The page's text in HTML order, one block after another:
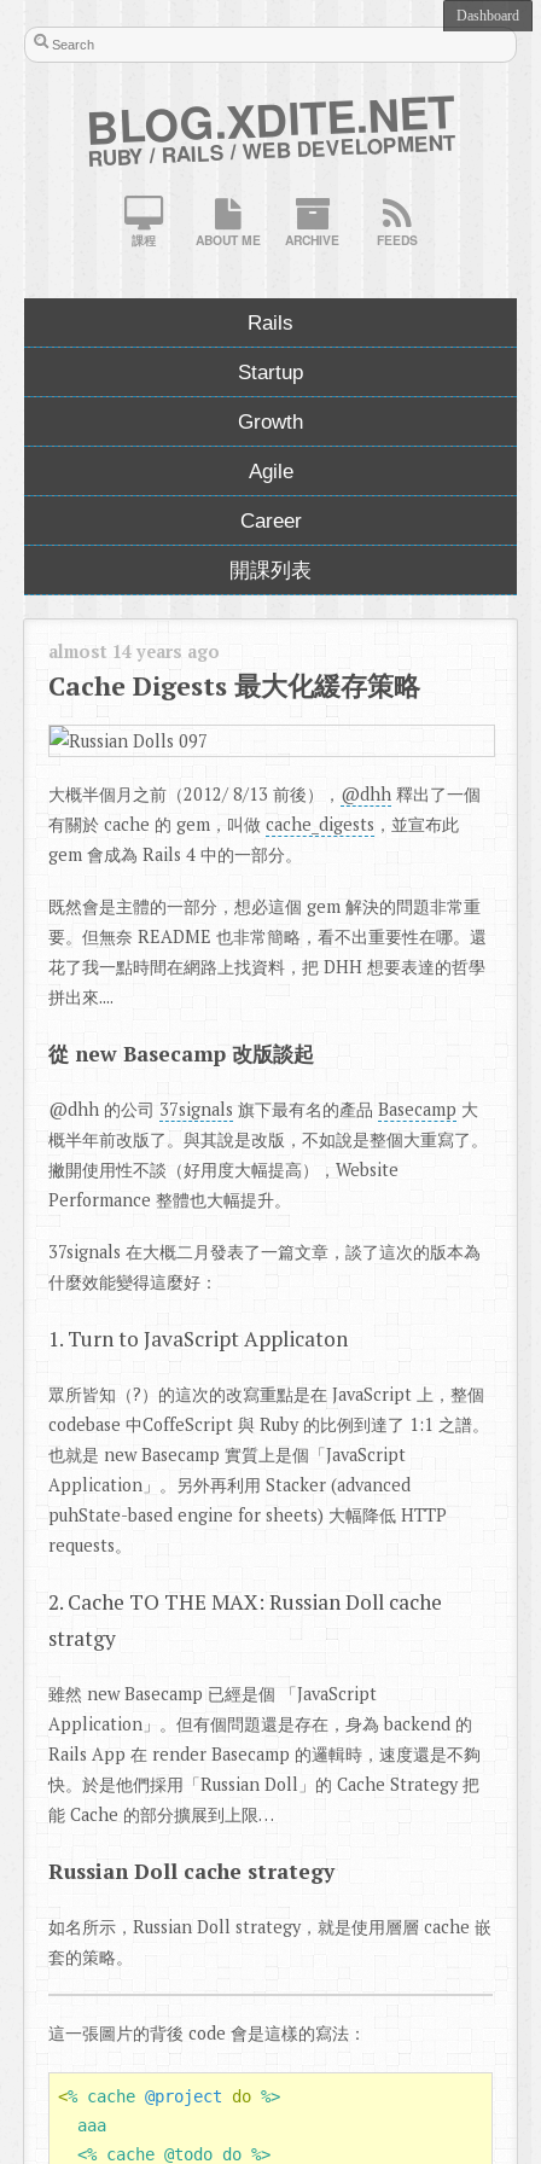
BLOG.XDITE.NET
RUBY / RAILS / WEB DEVELOPMENT
課程 ABOUT ME ARCHIVE FEEDS
Rails
Startup
Growth
Agile
Career
開課列表
almost 14 years ago
Cache Digests 最大化緩存策略
大概半個月之前（2012/ 8/13 前後）， @dhh 釋出了一個
有關於 cache 的 gem，叫做 cache_digests ，並宣布此
gem 會成為 Rails 4 中的一部分。
既然會是主體的一部分，想必這個 gem 解決的問題非常重
要。但無奈 README 也非常簡略，看不出重要性在哪。還
花了我一點時間在網路上找資料，把 DHH 想要表達的哲學
拼出來....
從 new Basecamp 改版談起
@dhh 的公司 37signals 旗下最有名的產品 Basecamp 大
概半年前改版了。與其說是改版，不如說是整個大重寫了。
撇開使用性不談（好用度大幅提高），Website
Performance 整體也大幅提升。
37signals 在大概二月發表了一篇文章，談了這次的版本為
什麼效能變得這麼好：
1. Turn to JavaScript Applicaton
眾所皆知（?）的這次的改寫重點是在 JavaScript 上，整個
codebase 中CoffeScript 與 Ruby 的比例到達了 1:1 之譜。
也就是 new Basecamp 實質上是個「JavaScript
Application」。另外再利用 Stacker (advanced
puhState-based engine for sheets) 大幅降低 HTTP
requests。
2. Cache TO THE MAX: Russian Doll cache
stratgy
雖然 new Basecamp 已經是個 「JavaScript
Application」。但有個問題還是存在，身為 backend 的
Rails App 在 render Basecamp 的邏輯時，速度還是不夠
快。於是他們採用「Russian Doll」的 Cache Strategy 把
能 Cache 的部分擴展到上限…
Russian Doll cache strategy
如名所示，Russian Doll strategy，就是使用層層 cache 嵌
套的策略。
這一張圖片的背後 code 會是這樣的寫法：
<% cache @project do %>
  aaa
  <% cache @todo do %>